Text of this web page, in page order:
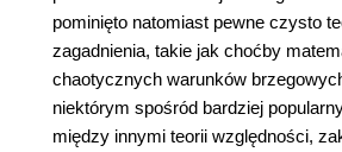
pominięto natomiast pewne czysto
zagadnienia, takie jak choćby
chaotycznych warunków
niektórym spośród bardziej
między innymi teorii względności,